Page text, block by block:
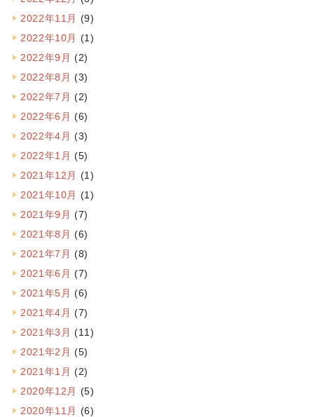
2022年11月 (9)
2022年10月 (1)
2022年9月 (2)
2022年8月 (3)
2022年7月 (2)
2022年6月 (6)
2022年4月 (3)
2022年1月 (5)
2021年12月 (1)
2021年10月 (1)
2021年9月 (7)
2021年8月 (6)
2021年7月 (8)
2021年6月 (7)
2021年5月 (6)
2021年4月 (7)
2021年3月 (11)
2021年2月 (5)
2021年1月 (2)
2020年12月 (5)
2020年11月 (6)